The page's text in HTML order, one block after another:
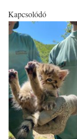
Kapcsolódó